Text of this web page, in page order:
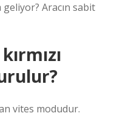
Aracın sabit
vites modudur.